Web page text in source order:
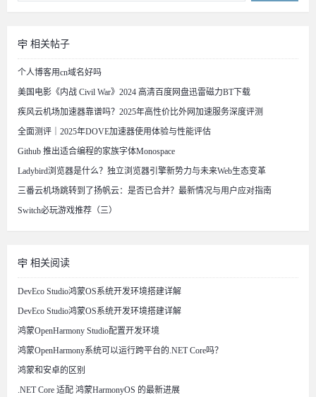
相关帖子
个人博客用cn域名好吗
美国电影《内战 Civil War》2024 高清百度网盘迅雷磁力BT下载
疾风云机场加速器靠谱吗？2025年高性价比外网加速服务深度评测
全面测评｜2025年DOVE加速器使用体验与性能评估
Github 推出适合编程的家族字体Monospace
Ladybird浏览器是什么？独立浏览器引擎新势力与未来Web生态变革
三番云机场跳转到了扬帆云：是否已合并？最新情况与用户应对指南
Switch必玩游戏推荐（三）
相关阅读
DevEco Studio鸿蒙OS系统开发环境搭建详解
DevEco Studio鸿蒙OS系统开发环境搭建详解
鸿蒙OpenHarmony Studio配置开发环境
鸿蒙OpenHarmony系统可以运行跨平台的.NET Core吗？
鸿蒙和安卓的区别
.NET Core 适配 鸿蒙HarmonyOS 的最新进展